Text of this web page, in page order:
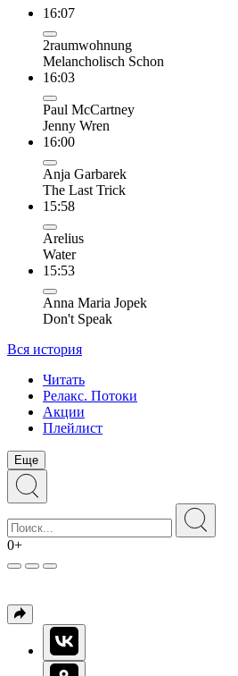
16:07
2raumwohnung
Melancholisch Schon
16:03
Paul McCartney
Jenny Wren
16:00
Anja Garbarek
The Last Trick
15:58
Arelius
Water
15:53
Anna Maria Jopek
Don't Speak
Вся история
Читать
Релакс. Потоки
Акции
Плейлист
Еще
0+